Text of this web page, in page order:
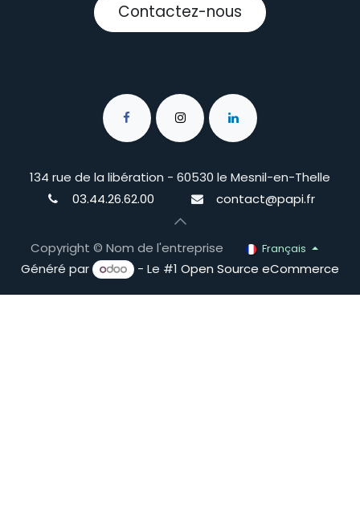
Contactez-nous
134 rue de la libération - 60530 le Mesnil-en-Thelle
03.44.26.62.00
contact@papi.fr
Copyright © Nom de l'entreprise Français
Généré par - Le #1 Open Source eCommerce